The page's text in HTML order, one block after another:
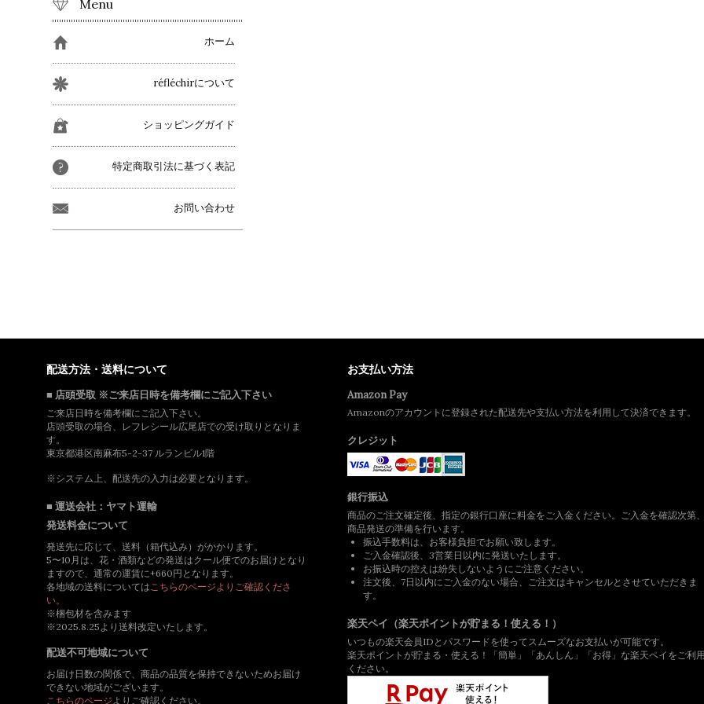
Menu
ホーム
réfléchirについて
ショッピングガイド
特定商取引法に基づく表記
お問い合わせ
配送方法・送料について
■ 店頭受取 ※ご来店日時を備考欄にご記入下さい
ご来店日時を備考欄にご記入下さい。
店頭受取の場合、レフレシール広尾店での受け取りとなりま
す。
東京都港区南麻布5-2-37 ルランビル1階
※システム上、配送先の入力は必要となります。
■ 運送会社：ヤマト運輸
発送料金について
発送先に応じて、送料（箱代込み）がかかります。
5〜10月は、花・酒類などの発送はクール便でのお届けとなり
ますので、通常の運賃に+660円となります。
各地域の送料については こちらのページよりご確認くださ
い。
※梱包材を含みます
※2025.8.25より送料改定いたします。
配送不可地域について
お届け日数の関係で、商品の品質を保持できないためお届け
できない地域がございます。
こちらのページ よりご確認ください。
お支払い方法
Amazon Pay
Amazonのアカウントに登録された配送先や支払い方法を利用して決済できます。
クレジット
銀行振込
商品のご注文確定後、指定の銀行口座に料金をご入金ください。ご入金を確認次第
商品発送の準備を行います。
振込手数料は、お客様負担でお願い致します。
ご入金確認後、3営業日以内に発送いたします。
お振込時の控えは紛失しないようにご注意ください。
注文後、7日以内にご入金のない場合、ご注文はキャンセルとさせていただきま
す。
楽天ペイ（楽天ポイントが貯まる！使える！）
いつもの楽天会員IDとパスワードを使ってスムーズなお支払いが可能です。
楽天ポイントが貯まる・使える！「簡単」「あんしん」「お得」な楽天ペイをご利
ください。